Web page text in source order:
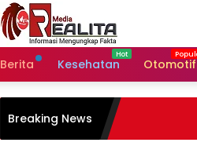
Berita Kesehatan Otomotif
Breaking News